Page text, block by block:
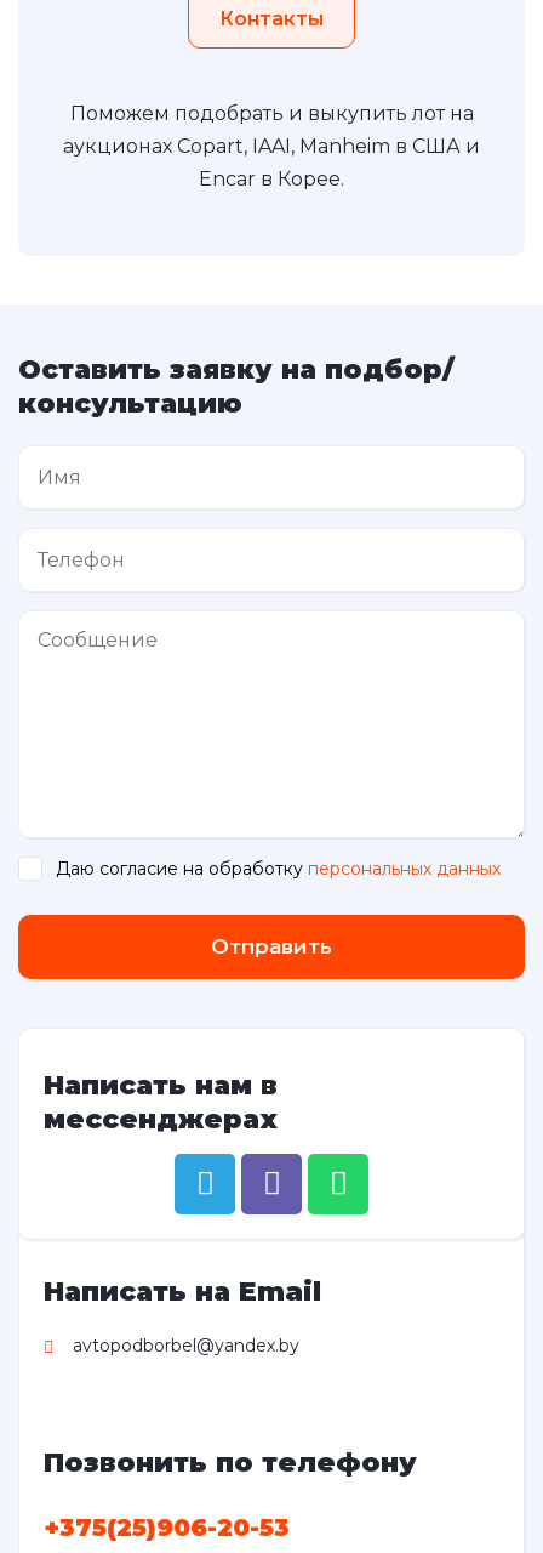
Контакты
Поможем подобрать и выкупить лот на
аукционах Copart, IAAI, Manheim в США и
Encar в Корее.
Оставить заявку на подбор/
консультацию
Даю согласие на обработку персональных данных
Отправить
Написать нам в
мессенджерах
Написать на Email
avtopodborbel@yandex.by
Позвонить по телефону
+375(25)906-20-53